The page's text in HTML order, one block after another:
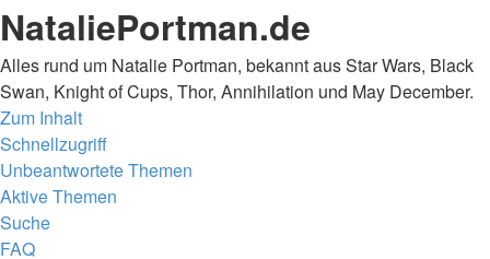
NataliePortman.de
Alles rund um Natalie Portman, bekannt aus Star Wars, Black
Swan, Knight of Cups, Thor, Annihilation und May December.
Zum Inhalt
Schnellzugriff
Unbeantwortete Themen
Aktive Themen
Suche
FAQ